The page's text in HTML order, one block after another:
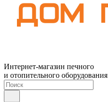
Интернет-магазин печного
и отопительного оборудования